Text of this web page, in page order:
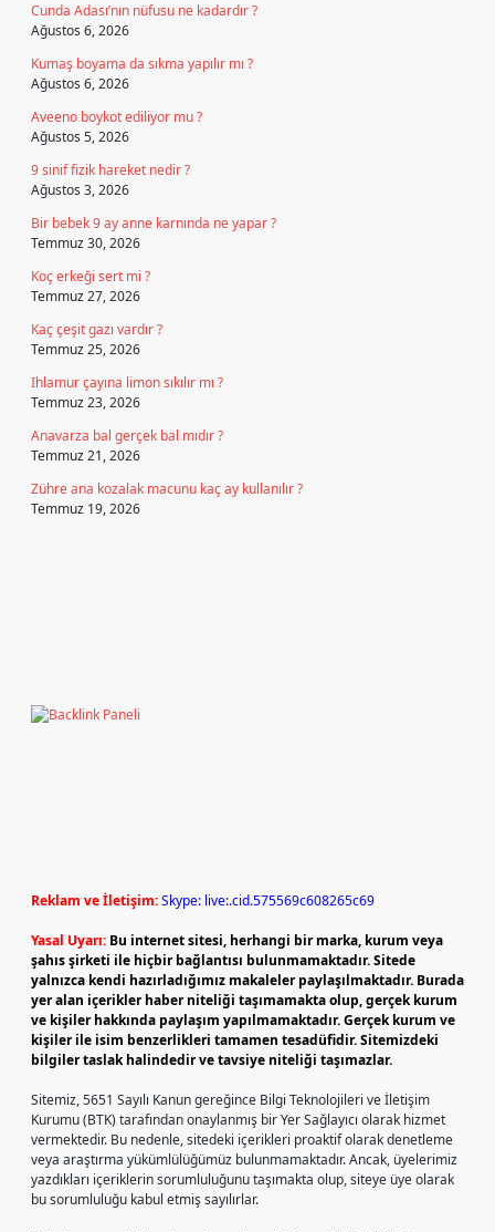
Cunda Adası’nın nüfusu ne kadardır ?
Ağustos 6, 2026
Kumaş boyama da sıkma yapılır mı ?
Ağustos 6, 2026
Aveeno boykot ediliyor mu ?
Ağustos 5, 2026
9 sinif fizik hareket nedir ?
Ağustos 3, 2026
Bir bebek 9 ay anne karnında ne yapar ?
Temmuz 30, 2026
Koç erkeği sert mi ?
Temmuz 27, 2026
Kaç çeşit gazı vardır ?
Temmuz 25, 2026
Ihlamur çayına limon sıkılır mı ?
Temmuz 23, 2026
Anavarza bal gerçek bal mıdır ?
Temmuz 21, 2026
Zühre ana kozalak macunu kaç ay kullanılır ?
Temmuz 19, 2026
Reklam ve İletişim:Skype: live:.cid.575569c608265c69
Yasal Uyarı: Bu internet sitesi, herhangi bir marka, kurum veya
şahıs şirketi ile hiçbir bağlantısı bulunmamaktadır. Sitede
yalnızca kendi hazırladığımız makaleler paylaşılmaktadır. Burada
yer alan içerikler haber niteliği taşımamakta olup, gerçek kurum
ve kişiler hakkında paylaşım yapılmamaktadır. Gerçek kurum ve
kişiler ile isim benzerlikleri tamamen tesadüfidir. Sitemizdeki
bilgiler taslak halindedir ve tavsiye niteliği taşımazlar.
Sitemiz, 5651 Sayılı Kanun gereğince Bilgi Teknolojileri ve İletişim
Kurumu (BTK) tarafından onaylanmış bir Yer Sağlayıcı olarak hizmet
vermektedir. Bu nedenle, sitedeki içerikleri proaktif olarak denetleme
veya araştırma yükümlülüğümüz bulunmamaktadır. Ancak, üyelerimiz
yazdıkları içeriklerin sorumluluğunu taşımakta olup, siteye üye olarak
bu sorumluluğu kabul etmiş sayılırlar.